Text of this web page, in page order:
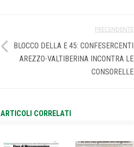
PRECENDENTE
BLOCCO DELLA E 45: CONFESERCENTI
AREZZO-VALTIBERINA INCONTRA LE
CONSORELLE
ARTICOLI CORRELATI